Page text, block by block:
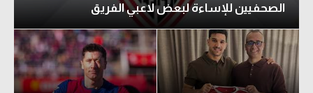
الصحفيين للإساءة لبعض لاعبي الفريق